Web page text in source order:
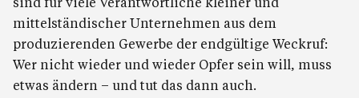
mittelständischer Unternehmen aus dem
produzierenden Gewerbe der endgültige Weckruf:
Wer nicht wieder und wieder Opfer sein will, muss
etwas ändern – und tut das dann auch.